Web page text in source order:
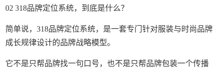
02 318品牌定位系统，到底是什么？
简单说，318品牌定位系统，是一套专门针对服装与时尚品牌
成长规律设计的品牌战略模型。
它不是只帮品牌找一句口号，也不是只帮品牌包装一个传播